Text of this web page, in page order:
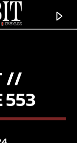
//
553